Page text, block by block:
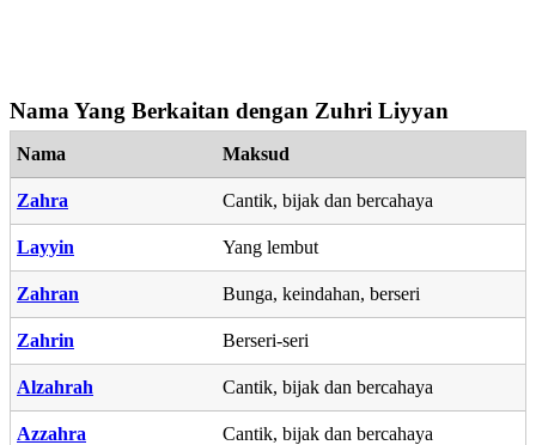
Nama Yang Berkaitan dengan Zuhri Liyyan
Nama Maksud
Zahra Cantik, bijak dan bercahaya
Layyin Yang lembut
Zahran Bunga, keindahan, berseri
Zahrin Berseri-seri
Alzahrah Cantik, bijak dan bercahaya
Azzahra Cantik, bijak dan bercahaya